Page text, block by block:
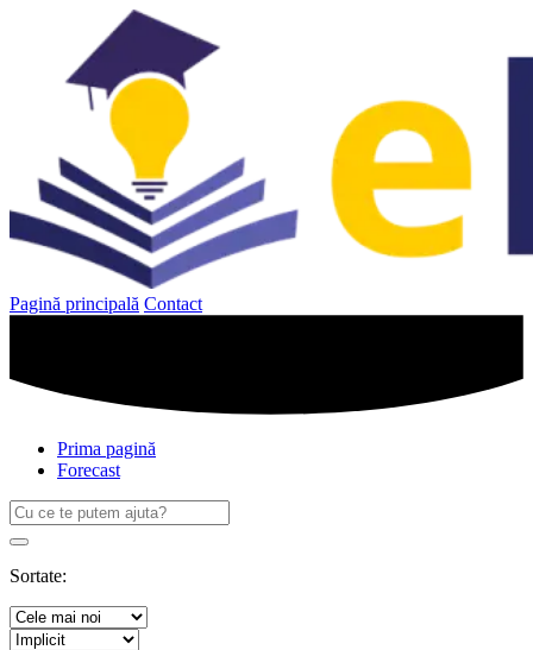
Pagină principală Contact
Prima pagină
Forecast
Caută
după:
Search
Sortate: